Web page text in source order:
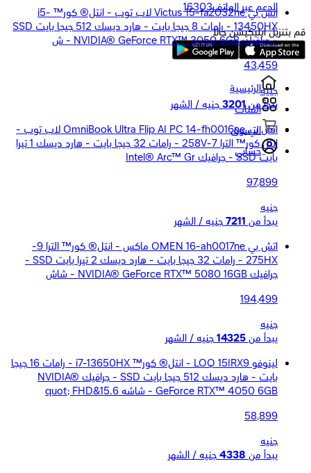
اتش بي Victus 15-fa2032ne لاب توب - انتل® كور™ i5-
13450HX - رامات 8 جيجا بايت - هارد ديسك 512 جيجا بايت SSD
- جرافيك NVIDIA® GeForce RTX™ 3050 6GB - ش
43,459
جنيه
يبدأ من 3201 جنيه / الشهر
اتش بي OmniBook Ultra Flip AI PC 14-fh0016ne لاب توب -
انتل كور™ الترا 7-258V - رامات 32 جيجا بايت - هارد ديسك 1 تيرا
بايت SSD - جرافيك Intel® Arc™ Gr
97,899
جنيه
يبدأ من 7211 جنيه / الشهر
اتش بي OMEN 16-ah0017ne ماكس - انتل® كور™ الترا 9-
275HX - رامات 32 جيجا بايت - هارد ديسك 2 تيرا بايت SSD -
جرافيك NVIDIA® GeForce RTX™ 5080 16GB - شاش
194,499
جنيه
يبدأ من 14325 جنيه / الشهر
لينوفو LOQ 15IRX9 - انتل® كور™ i7-13650HX - رامات 16 جيجا
بايت - هارد ديسك 512 جيجا بايت SSD - جرافيك NVIDIA®
GeForce RTX™ 4050 6GB - شاشه 15.6&quot; FHD
58,899
جنيه
يبدأ من 4338 جنيه / الشهر
الدعم عبر الهاتف16303
قم بتنزيل ابليكيشن حالا
الرئيسية
الفئات
التسوق
حسابي